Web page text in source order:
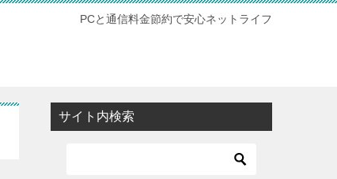
PCと通信料金節約で安心ネットライフ
サイト内検索